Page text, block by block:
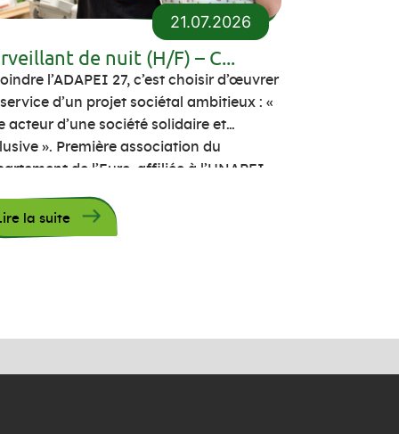
21.07.2026
de nuit (H/F) – C...
l’ADAPEI 27, c’est choisir d’œuvrer
d’un projet sociétal ambitieux : «
acteur d’une société solidaire et
». Première association du
de l’Eure, affiliée à l’UNAPEI,
chaque jour, près de 1300
adultes et enfants, en situation
la suite